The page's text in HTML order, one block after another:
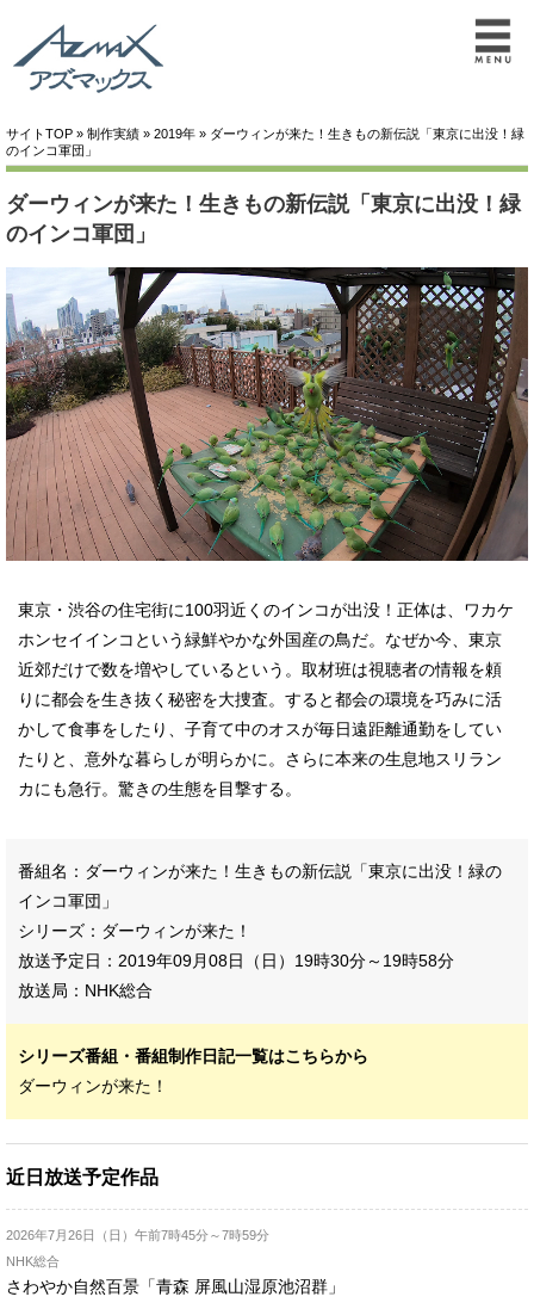
サイトTOP » 制作実績 » 2019年 » ダーウィンが来た！生きもの新伝説「東京に出没！緑
のインコ軍団」
ダーウィンが来た！生きもの新伝説「東京に出没！緑
のインコ軍団」
東京・渋谷の住宅街に100羽近くのインコが出没！正体は、ワカケ
ホンセイインコという緑鮮やかな外国産の鳥だ。なぜか今、東京
近郊だけで数を増やしているという。取材班は視聴者の情報を頼
りに都会を生き抜く秘密を大捜査。すると都会の環境を巧みに活
かして食事をしたり、子育て中のオスが毎日遠距離通勤をしてい
たりと、意外な暮らしが明らかに。さらに本来の生息地スリラン
カにも急行。驚きの生態を目撃する。
番組名：ダーウィンが来た！生きもの新伝説「東京に出没！緑の
インコ軍団」
シリーズ： ダーウィンが来た！
放送予定日：2019年09月08日（日）19時30分～19時58分
放送局：NHK総合
シリーズ番組・番組制作日記一覧はこちらから
ダーウィンが来た！
近日放送予定作品
2026年7月26日（日）午前7時45分～7時59分
NHK総合
さわやか自然百景「青森 屏風山湿原池沼群」